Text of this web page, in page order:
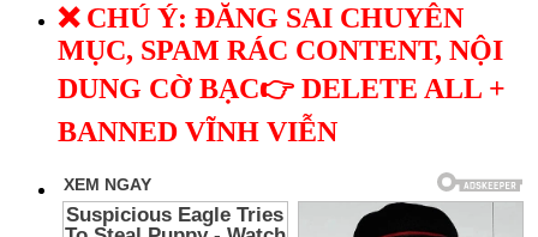
❌ CHÚ Ý: ĐĂNG SAI CHUYÊN
MỤC, SPAM RÁC CONTENT, NỘI
DUNG CỜ BẠC👉 DELETE ALL +
BANNED VĨNH VIỄN